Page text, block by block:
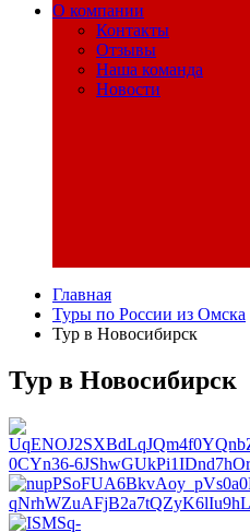
О компании
Контакты
Отзывы
Наша команда
Новости
Главная
Туры по России из Омска
Тур в Новосибирск
Тур в Новосибирск